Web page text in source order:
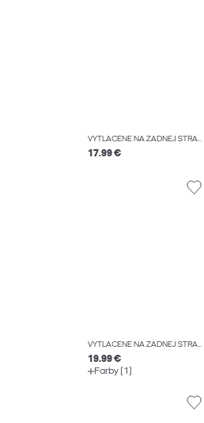
VYTLAČENÉ NA ZADNEJ STRANE TRIČKO
17.99 €
VYTLAČENÉ NA ZADNEJ STRANE TRIČKO
19.99 €
Farby (1)